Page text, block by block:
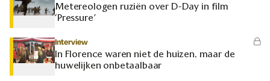
Metereologen ruziën over D-Day in film
‘Pressure’
Interview
In Florence waren niet de huizen, maar de
huwelijken onbetaalbaar